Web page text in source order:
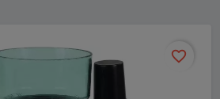
favorite_border